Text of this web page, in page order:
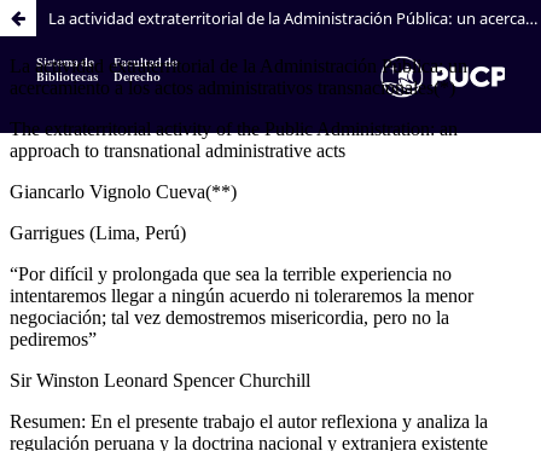
Sistema de
Bibliotecas
Facultad de
Derecho
La actividad extraterritorial de la Administración Pública: un acercamiento a los actos administrativos transnacionales